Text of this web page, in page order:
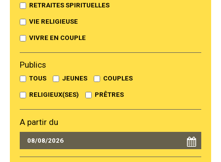
RETRAITES SPIRITUELLES
VIE RELIGIEUSE
VIVRE EN COUPLE
Publics
TOUS JEUNES COUPLES
RELIGIEUX(SES) PRÊTRES
A partir du